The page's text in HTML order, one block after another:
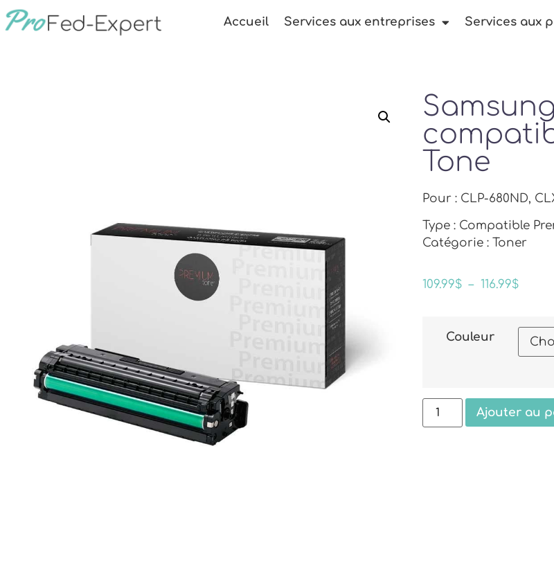
Accueil Services aux entreprises Services aux
Tone
Pour : CLP-680ND,
Type : Compatible
Catégorie : Toner
109.99$ – 116.99$
Couleur
Ajouter au